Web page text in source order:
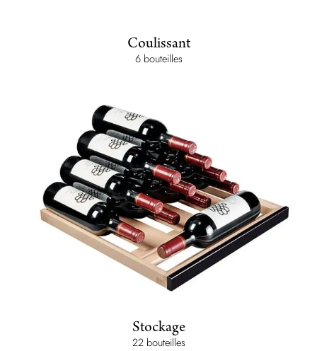
Coulissant
6 bouteilles
Stockage
22 bouteilles